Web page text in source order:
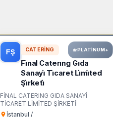
CATERING PLATINUM+
Fi̇nal Caterıng Gıda
Sanayi̇ Ti̇caret Li̇mi̇ted
Şi̇rketi̇
FİNAL CATERING GIDA SANAYİ
TİCARET LİMİTED ŞİRKETİ
İstanbul /